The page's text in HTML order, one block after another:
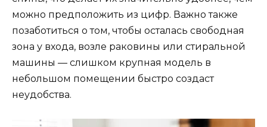
можно предположить из цифр. Важно также
позаботиться о том, чтобы осталась свободная
зона у входа, возле раковины или стиральной
машины — слишком крупная модель в
небольшом помещении быстро создаст
неудобства.